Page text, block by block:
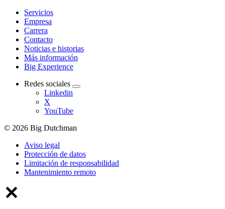
Servicios
Empresa
Carrera
Contacto
Noticias e historias
Más información
Big Experience
Redes sociales
Linkedin
X
YouTube
© 2026 Big Dutchman
Aviso legal
Protección de datos
Limitación de responsabilidad
Mantenimiento remoto